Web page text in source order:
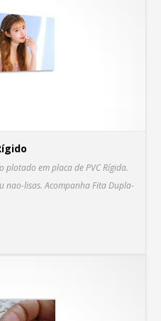
plotado em placa de PVC Rígida.
nao-lisas. Acompanha Fita Dupla-